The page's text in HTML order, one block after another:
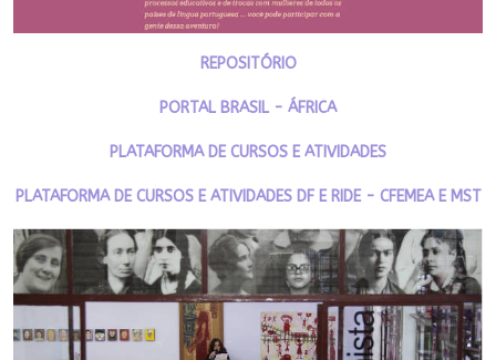
REPOSITÓRIO
PORTAL BRASIL - ÁFRICA
PLATAFORMA DE CURSOS E ATIVIDADES
PLATAFORMA DE CURSOS E ATIVIDADES DF E RIDE - CFEMEA E MST